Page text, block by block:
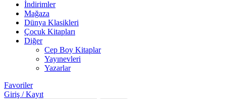
İndirimler
Mağaza
Dünya Klasikleri
Çocuk Kitapları
Diğer
Cep Boy Kitaplar
Yayınevleri
Yazarlar
Favoriler
Giriş / Kayıt